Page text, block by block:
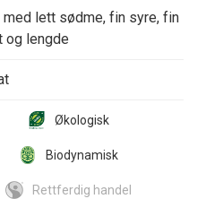
med lett sødme, fin syre, fin
og lengde
Økologisk
Biodynamisk
Rettferdig handel